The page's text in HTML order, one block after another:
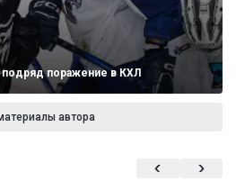
поражение в КХЛ
автора